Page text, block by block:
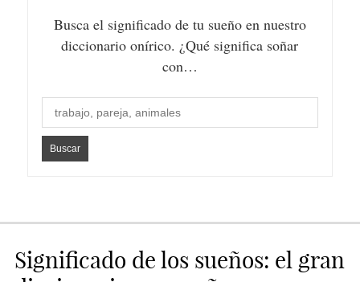
Busca el significado de tu sueño en nuestro
diccionario onírico. ¿Qué significa soñar
con…
Significado de los sueños: el gran